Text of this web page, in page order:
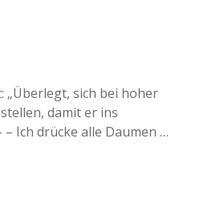
sich bei hoher
damit er ins
– Ich drücke alle Daumen …